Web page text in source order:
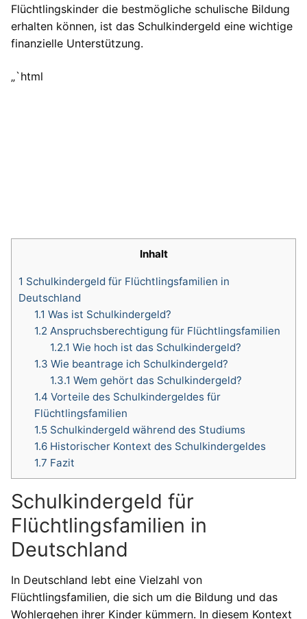
Flüchtlingskinder die bestmögliche schulische Bildung
erhalten können, ist das Schulkindergeld eine wichtige
finanzielle Unterstützung.
„`html
Inhalt
1 Schulkindergeld für Flüchtlingsfamilien in
Deutschland
1.1 Was ist Schulkindergeld?
1.2 Anspruchsberechtigung für Flüchtlingsfamilien
1.2.1 Wie hoch ist das Schulkindergeld?
1.3 Wie beantrage ich Schulkindergeld?
1.3.1 Wem gehört das Schulkindergeld?
1.4 Vorteile des Schulkindergeldes für
Flüchtlingsfamilien
1.5Schulkindergeld während des Studiums
1.6Historischer Kontext des Schulkindergeldes
1.7 Fazit
Schulkindergeld für
Flüchtlingsfamilien in
Deutschland
In Deutschland lebt eine Vielzahl von
Flüchtlingsfamilien, die sich um die Bildung und das
Wohlergehen ihrer Kinder kümmern. In diesem Kontext